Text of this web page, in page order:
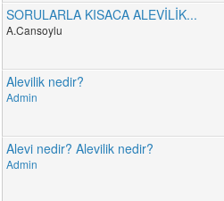
SORULARLA KISACA ALEVİLİK...
A.Cansoylu
Alevilik nedir?
Admin
Alevi nedir? Alevilik nedir?
Admin